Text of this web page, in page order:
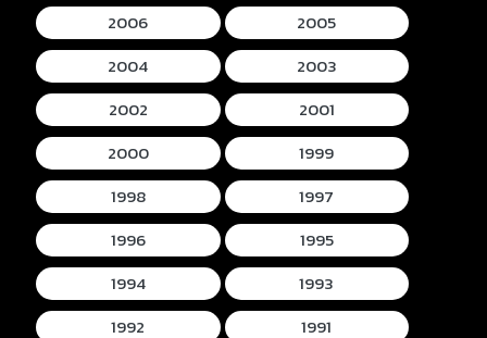
2006
2005
2004
2003
2002
2001
2000
1999
1998
1997
1996
1995
1994
1993
1992
1991